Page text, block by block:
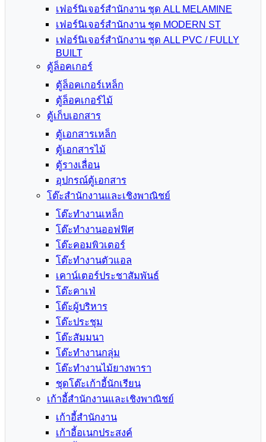
เฟอร์นิเจอร์สำนักงาน ชุด ALL MELAMINE
เฟอร์นิเจอร์สำนักงาน ชุด MODERN ST
เฟอร์นิเจอร์สำนักงาน ชุด ALL PVC / FULLY
BUILT
ตู้ล็อคเกอร์
ตู้ล็อคเกอร์เหล็ก
ตู้ล็อคเกอร์ไม้
ตู้เก็บเอกสาร
ตู้เอกสารเหล็ก
ตู้เอกสารไม้
ตู้รางเลื่อน
อุปกรณ์ตู้เอกสาร
โต๊ะสำนักงานและเชิงพาณิชย์
โต๊ะทำงานเหล็ก
โต๊ะทำงานออฟฟิศ
โต๊ะคอมพิวเตอร์
โต๊ะทำงานตัวแอล
เคาน์เตอร์ประชาสัมพันธ์
โต๊ะคาเฟ่
โต๊ะผู้บริหาร
โต๊ะประชุม
โต๊ะสัมมนา
โต๊ะทำงานกลุ่ม
โต๊ะทำงานไม้ยางพารา
ชุดโต๊ะเก้าอี้นักเรียน
เก้าอี้สำนักงานและเชิงพาณิชย์
เก้าอี้สำนักงาน
เก้าอี้อเนกประสงค์